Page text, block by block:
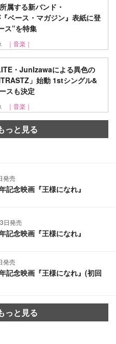
属する新バンド・
ベース・マガジン』表紙に登
ス”を特集
｜音楽｜
・JunIzawaによる異色の
」始動 1stシングル&
スも決定
｜音楽｜
っと見る
発売
記念映画『王様になれ』
日発売
記念映画『王様になれ』
発売
記念映画『王様になれ』(初回
っと見る